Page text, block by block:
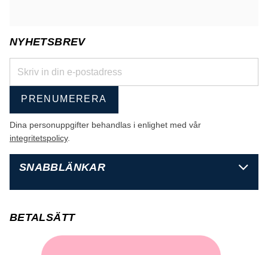
NYHETSBREV
PRENUMERERA
Dina personuppgifter behandlas i enlighet med vår
integritetspolicy.
SNABBLÄNKAR
BETALSÄTT